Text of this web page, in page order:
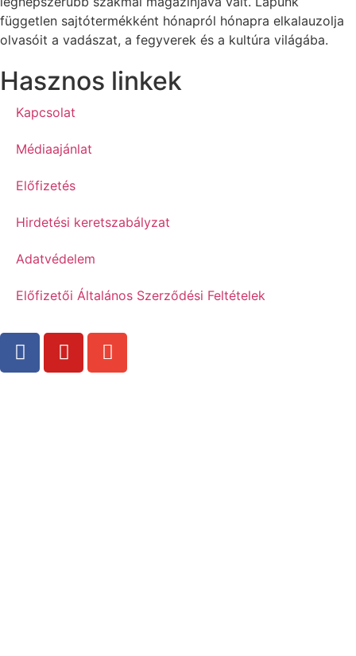
független sajtótermékként hónapról hónapra elkalauzolja
olvasóit a vadászat, a fegyverek és a kultúra világába.
Hasznos linkek
Kapcsolat
Médiaajánlat
Előfizetés
Hirdetési keretszabályzat
Adatvédelem
Előfizetői Általános Szerződési Feltételek